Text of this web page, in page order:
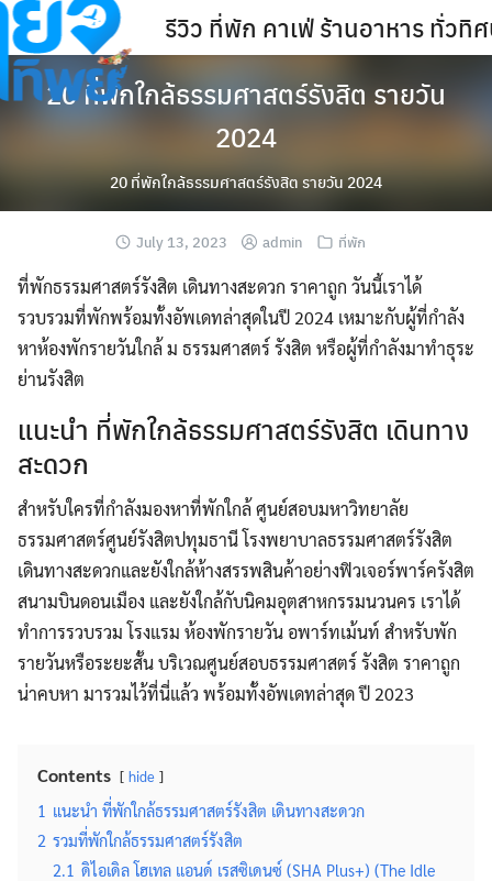
Skip
to
content
รีวิว ที่พัก คาเฟ่ ร้านอาหาร ทั่วทิศ
20 ที่พักใกล้ธรรมศาสตร์รังสิต รายวัน
2024
20 ที่พักใกล้ธรรมศาสตร์รังสิต รายวัน 2024
July 13, 2023 admin ที่พัก
ที่พักธรรมศาสตร์รังสิต เดินทางสะดวก ราคาถูก วันนี้เราได้
รวบรวมที่พักพร้อมทั้งอัพเดทล่าสุดในปี 2024 เหมาะกับผู้ที่กำลัง
หาห้องพักรายวันใกล้ ม ธรรมศาสตร์ รังสิต หรือผู้ที่กำลังมาทำธุระ
ย่านรังสิต
แนะนำ ที่พักใกล้ธรรมศาสตร์รังสิต เดินทาง
สะดวก
สำหรับใครที่กำลังมองหาที่พักใกล้ ศูนย์สอบมหาวิทยาลัย
ธรรมศาสตร์ศูนย์รังสิตปทุมธานี โรงพยาบาลธรรมศาสตร์รังสิต
เดินทางสะดวกและยังใกล้ห้างสรรพสินค้าอย่างฟิวเจอร์พาร์ครังสิต
สนามบินดอนเมือง และยังใกล้กับนิคมอุตสาหกรรมนวนคร เราได้
ทำการรวบรวม โรงแรม ห้องพักรายวัน อพาร์ทเม้นท์ สำหรับพัก
รายวันหรือระยะสั้น บริเวณศูนย์สอบธรรมศาสตร์ รังสิต ราคาถูก
น่าคบหา มารวมไว้ที่นี่แล้ว พร้อมทั้งอัพเดทล่าสุด ปี 2023
Contents hide
1 แนะนำ ที่พักใกล้ธรรมศาสตร์รังสิต เดินทางสะดวก
2 รวมที่พักใกล้ธรรมศาสตร์รังสิต
2.1 ดิไอเดิล โฮเทล แอนด์ เรสซิเดนซ์ (SHA Plus+) (The Idle